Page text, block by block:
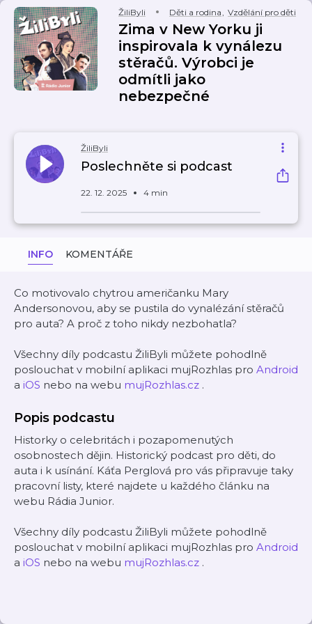
ŽiliByli Děti a rodina, Vzdělání pro děti
Zima v New Yorku ji
inspirovala k vynálezu
stěračů. Výrobci je
odmítli jako
nebezpečné
ŽiliByli
Poslechněte si podcast
22. 12. 2025 4 min
INFO KOMENTÁŘE
Co motivovalo chytrou američanku Mary
Andersonovou, aby se pustila do vynalézání stěračů
pro auta? A proč z toho nikdy nezbohatla?
Všechny díly podcastu ŽiliByli můžete pohodlně
poslouchat v mobilní aplikaci mujRozhlas pro Android
a iOS nebo na webu mujRozhlas.cz .
Popis podcastu
Historky o celebritách i pozapomenutých
osobnostech dějin. Historický podcast pro děti, do
auta i k usínání. Káťa Perglová pro vás připravuje taky
pracovní listy, které najdete u každého článku na
webu Rádia Junior.
Všechny díly podcastu ŽiliByli můžete pohodlně
poslouchat v mobilní aplikaci mujRozhlas pro Android
a iOS nebo na webu mujRozhlas.cz .